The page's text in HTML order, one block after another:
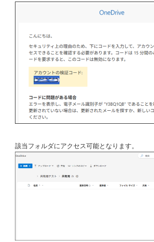
該当フォルダにアクセス可能となります。